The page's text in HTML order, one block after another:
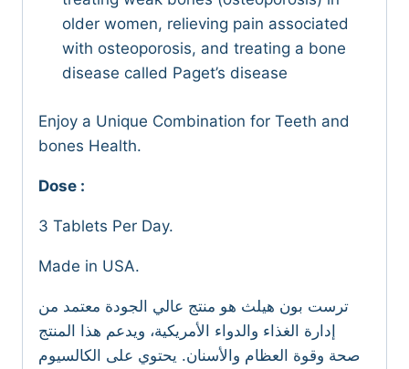
older women, relieving pain associated
with osteoporosis, and treating a bone
disease called Paget’s disease
Enjoy a Unique Combination for Teeth and
bones Health.
Dose :
3 Tablets Per Day.
Made in USA.
ترست بون هيلث هو منتج عالي الجودة معتمد من
إدارة الغذاء والدواء الأمريكية، ويدعم هذا المنتج
صحة وقوة العظام والأسنان. يحتوي على الكالسيوم